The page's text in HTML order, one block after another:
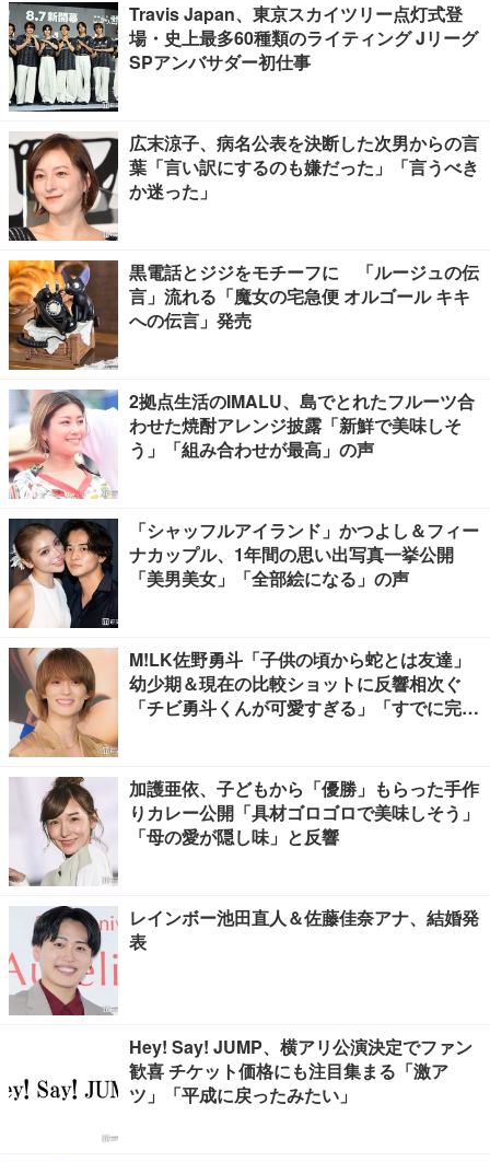
Travis Japan、東京スカイツリー点灯式登
場・史上最多60種類のライティング Jリーグ
SPアンバサダー初仕事
広末涼子、病名公表を決断した次男からの言
葉「言い訳にするのも嫌だった」「言うべき
か迷った」
黒電話とジジをモチーフに 「ルージュの伝
言」流れる「魔女の宅急便 オルゴール キキ
への伝言」発売
2拠点生活のIMALU、島でとれたフルーツ合
わせた焼酎アレンジ披露「新鮮で美味しそ
う」「組み合わせが最高」の声
「シャッフルアイランド」かつよし＆フィー
ナカップル、1年間の思い出写真一挙公開
「美男美女」「全部絵になる」の声
M!LK佐野勇斗「子供の頃から蛇とは友達」
幼少期＆現在の比較ショットに反響相次ぐ
「チビ勇斗くんが可愛すぎる」「すでに完成
加護亜依、子どもから「優勝」もらった手作
りカレー公開「具材ゴロゴロで美味しそう」
「母の愛が隠し味」と反響
レインボー池田直人＆佐藤佳奈アナ、結婚発
表
Hey! Say! JUMP、横アリ公演決定でファン
歓喜 チケット価格にも注目集まる「激ア
ツ」「平成に戻ったみたい」